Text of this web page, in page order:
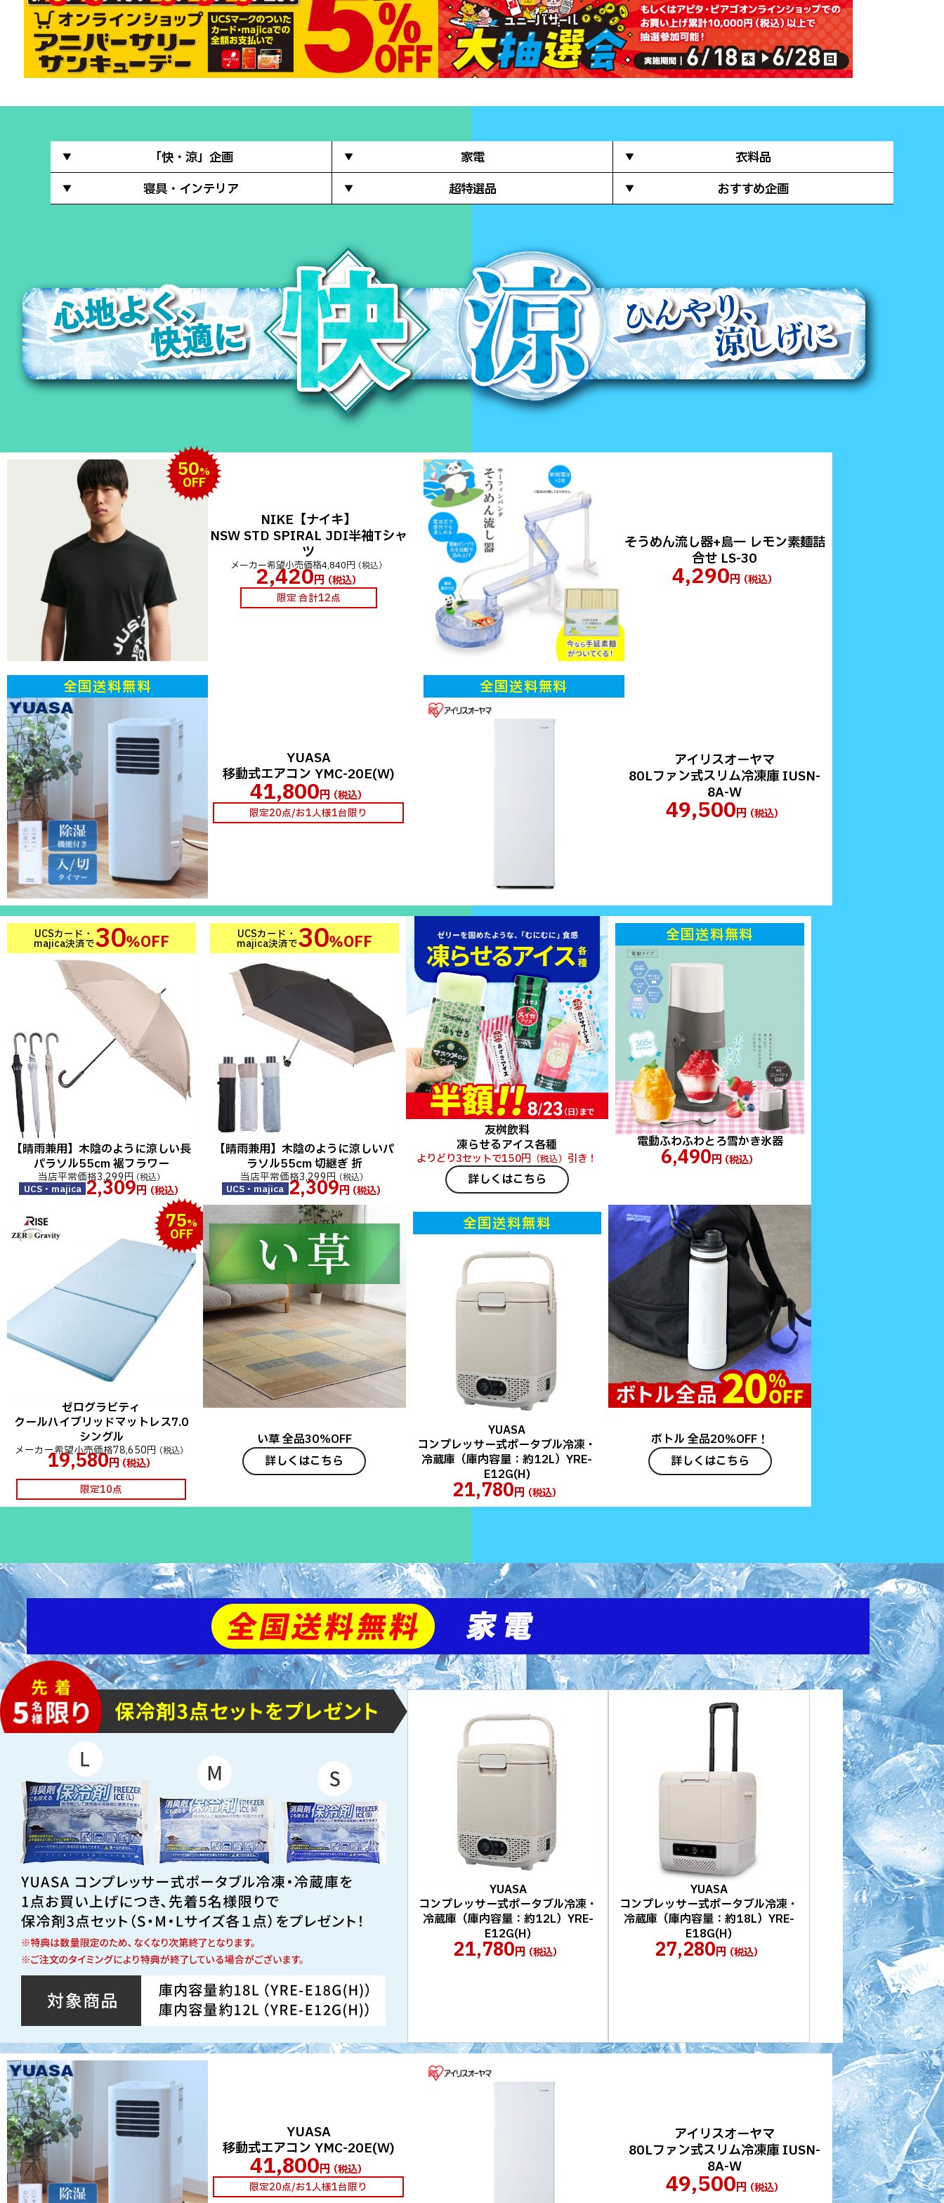
「快・涼」企画 家電
衣料品
寝具・インテリア
超特選品 おすすめ企画
50%
OFF
NIKE【ナイキ】
NSW STD SPIRAL JDI半袖Tシャ
ツ
メーカー希望小売価格4,840円（税込）
2,420円（税込）
限定 合計12点
そうめん流し器+島一 レモン素麺詰
合せ LS-30
4,290円（税込）
全国送料無料
YUASA
移動式エアコン YMC-20E(W)
41,800円（税込）
限定20点/お1人様1台限り
全国送料無料
アイリスオーヤマ
80Lファン式スリム冷凍庫 IUSN-
8A-W
49,500円（税込）
UCSカード・
majica決済で30％OFF
【晴雨兼用】木陰のように涼しい長
パラソル55cm 裾フラワー
当店平常価格3,299円（税込）
UCS・majica 2,309円（税込）
UCSカード・
majica決済で30％OFF
【晴雨兼用】木陰のように涼しいパ
ラソル55cm 切継ぎ 折
当店平常価格3,299円（税込）
UCS・majica 2,309円（税込）
友桝飲料
凍らせるアイス各種
よりどり3セットで150円 （税込） 引き！
詳しくはこちら
全国送料無料
電動ふわふわとろ雪かき氷器
6,490円（税込）
75%
OFF
ゼログラビティ
クールハイブリッドマットレス7.0
シングル
メーカー希望小売価格78,650円（税込）
19,580円（税込）
限定10点
い草 全品30%OFF
詳しくはこちら
全国送料無料
YUASA
コンプレッサー式ポータブル冷凍・
冷蔵庫（庫内容量：約12L）YRE-
E12G(H)
21,780円（税込）
ボトル 全品20％OFF！
詳しくはこちら
YUASA
コンプレッサー式ポータブル冷凍・
冷蔵庫（庫内容量：約12L）YRE-
E12G(H)
21,780円（税込）
YUASA
コンプレッサー式ポータブル冷凍・
冷蔵庫（庫内容量：約18L）YRE-
E18G(H)
27,280円（税込）
YUASA
移動式エアコン YMC-20E(W)
41,800円（税込）
限定20点/お1人様1台限り
アイリスオーヤマ
80Lファン式スリム冷凍庫 IUSN-
8A-W
49,500円（税込）